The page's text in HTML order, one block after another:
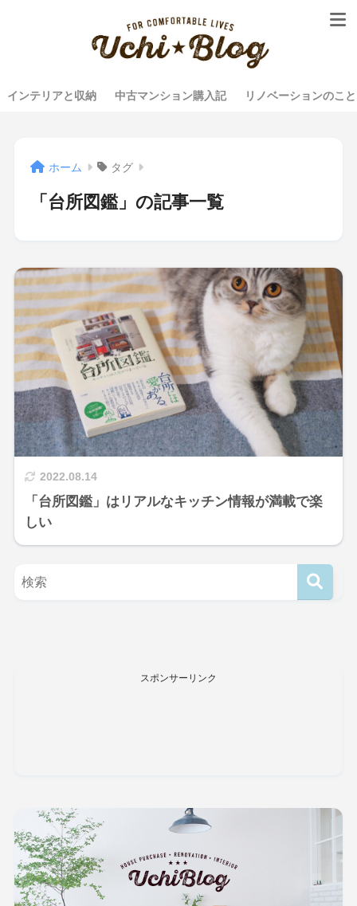
インテリアと収納 中古マンション購入記 リノベーションのこと
ホーム タグ
「台所図鑑」の記事一覧
2022.08.14
「台所図鑑」はリアルなキッチン情報が満載で楽
しい
スポンサーリンク